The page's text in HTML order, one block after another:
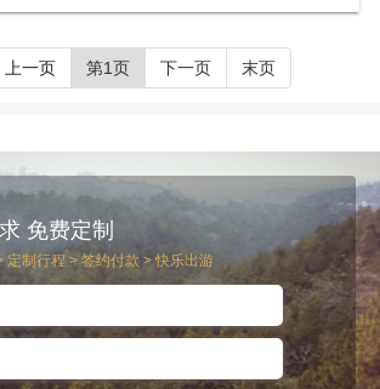
上一页 第1页 下一页 末页
免费定制
定制行程 > 签约付款 > 快乐出游